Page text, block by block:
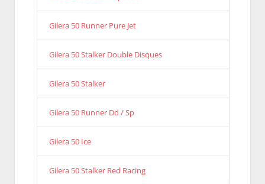
Gilera 50 Runner Pure Jet
Gilera 50 Stalker Double Disques
Gilera 50 Stalker
Gilera 50 Runner Dd / Sp
Gilera 50 Ice
Gilera 50 Stalker Red Racing